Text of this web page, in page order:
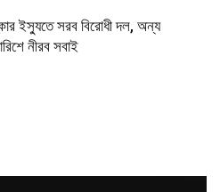
ইস্যুতে সরব বিরোধী দল, অন্য
নীরব সবাই